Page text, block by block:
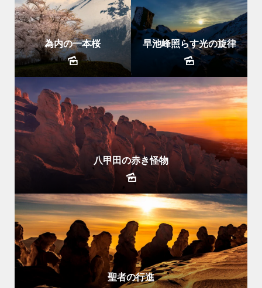
為内の一本桜 早池峰照らす光の旋律
八甲田の赤き怪物
聖者の行進